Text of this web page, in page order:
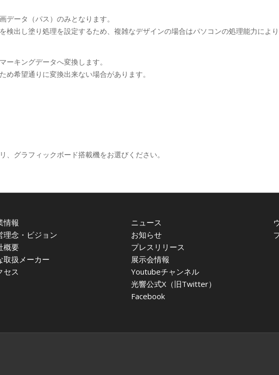
ータ（パス）のみとなります。
出し塗り処理を設定するため、複雑なデザインの場合はパソコンの処理能力により
キングデータへ変換します。
希望通りに変換出来ない場合があります。
グラフィックボード搭載機をお選びください。
情報
理念・ビジョン
概要
取扱メーカー
セス
ニュース
お知らせ
プレスリリース
展示会情報
Youtubeチャンネル
光響公式X（旧Twitter）
Facebook